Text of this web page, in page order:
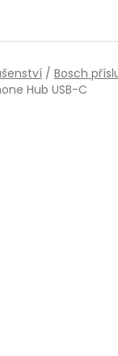
/ Bosch
Hub USB-C